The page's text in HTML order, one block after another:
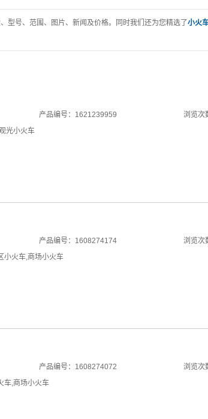
、型号、范围、图片、新闻及价格。同时我们还为您精选了小火
产品编号：1621239959
浏览次
光小火车
产品编号：1608274174
浏览次
小火车,商场小火车
产品编号：1608274072
浏览次
车,商场小火车